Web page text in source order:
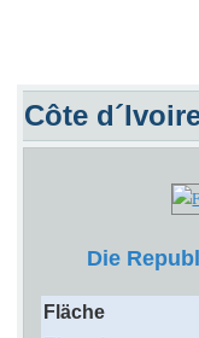
Côte
Die
Fläche